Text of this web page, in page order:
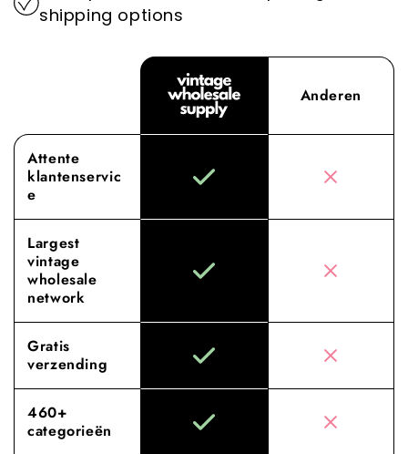
shipping options
Anderen
Attente
klantenservic
e
Largest
vintage
wholesale
network
Gratis
verzending
460+
categorieën